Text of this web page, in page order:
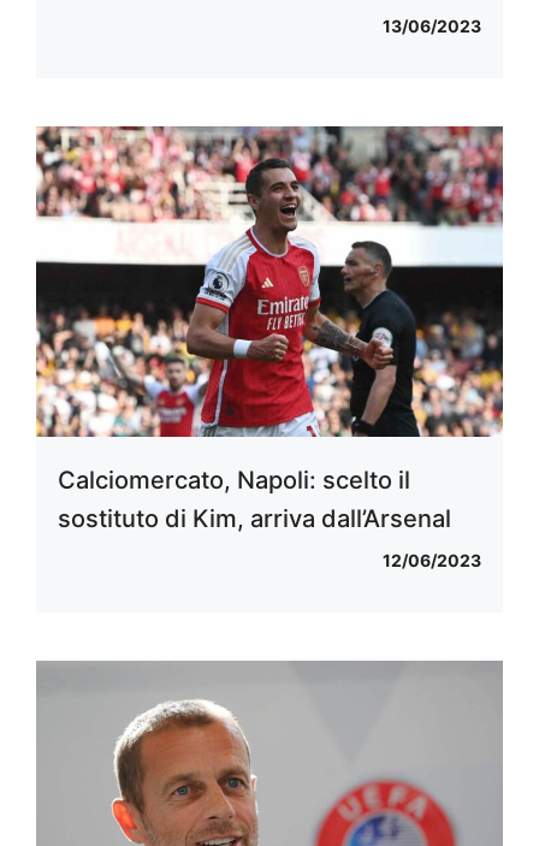
13/06/2023
Calciomercato, Napoli: scelto il
sostituto di Kim, arriva dall’Arsenal
12/06/2023